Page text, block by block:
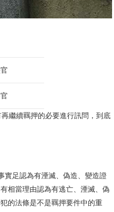
繼續羈押的必要進行訊問，到底
實足認為有湮滅、偽造、變造證
相當理由認為有逃亡、湮滅、偽
的法條是不是羈押要件中的重